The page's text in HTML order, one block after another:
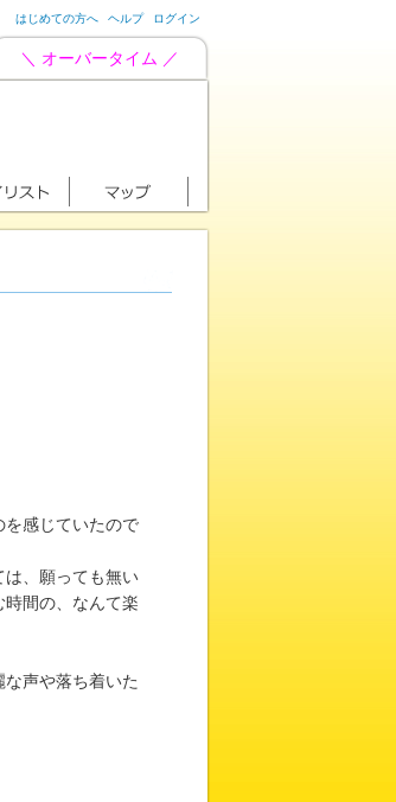
はじめての方へ ヘルプ ログイン
＼ オーバータイム ／
感じていたので
、願っても無い
間の、なんて楽
声や落ち着いた